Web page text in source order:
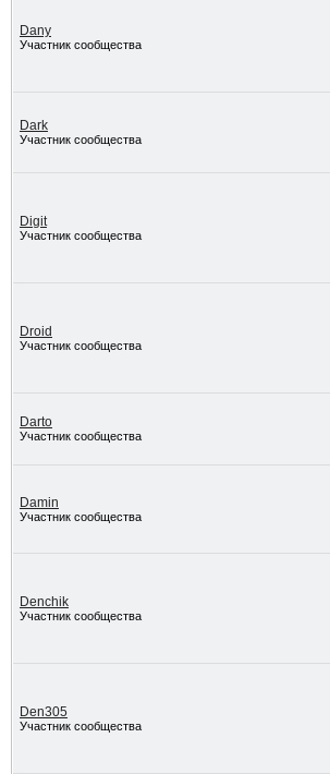
Dany
Участник сообщества
Dark
Участник сообщества
Digit
Участник сообщества
Droid
Участник сообщества
Darto
Участник сообщества
Damin
Участник сообщества
Denchik
Участник сообщества
Den305
Участник сообщества